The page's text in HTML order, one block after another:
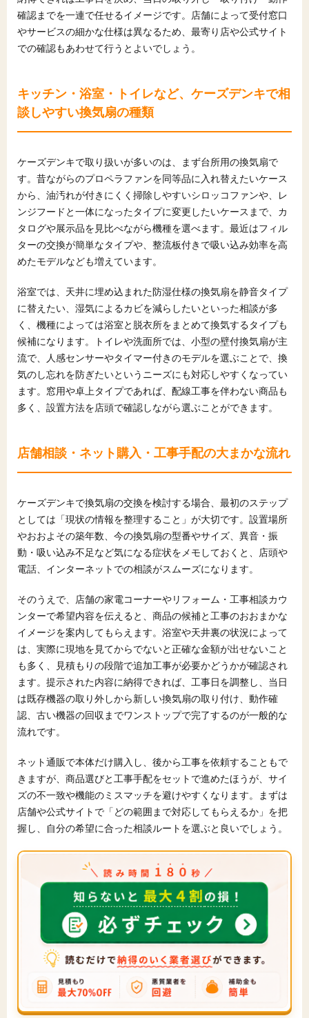
確認までを一連で任せるイメージです。店舗によって受付窓口
やサービスの細かな仕様は異なるため、最寄り店や公式サイト
での確認もあわせて行うとよいでしょう。
キッチン・浴室・トイレなど、ケーズデンキで相
談しやすい換気扇の種類
ケーズデンキで取り扱いが多いのは、まず台所用の換気扇で
す。昔ながらのプロペラファンを同等品に入れ替えたいケース
から、油汚れが付きにくく掃除しやすいシロッコファンや、レ
ンジフードと一体になったタイプに変更したいケースまで、カ
タログや展示品を見比べながら機種を選べます。最近はフィル
ターの交換が簡単なタイプや、整流板付きで吸い込み効率を高
めたモデルなども増えています。
浴室では、天井に埋め込まれた防湿仕様の換気扇を静音タイプ
に替えたい、湿気によるカビを減らしたいといった相談が多
く、機種によっては浴室と脱衣所をまとめて換気するタイプも
候補になります。トイレや洗面所では、小型の壁付換気扇が主
流で、人感センサーやタイマー付きのモデルを選ぶことで、換
気のし忘れを防ぎたいというニーズにも対応しやすくなってい
ます。窓用や卓上タイプであれば、配線工事を伴わない商品も
多く、設置方法を店頭で確認しながら選ぶことができます。
店舗相談・ネット購入・工事手配の大まかな流れ
ケーズデンキで換気扇の交換を検討する場合、最初のステップ
としては「現状の情報を整理すること」が大切です。設置場所
やおおよその築年数、今の換気扇の型番やサイズ、異音・振
動・吸い込み不足など気になる症状をメモしておくと、店頭や
電話、インターネットでの相談がスムーズになります。
そのうえで、店舗の家電コーナーやリフォーム・工事相談カウ
ンターで希望内容を伝えると、商品の候補と工事のおおまかな
イメージを案内してもらえます。浴室や天井裏の状況によって
は、実際に現地を見てからでないと正確な金額が出せないこと
も多く、見積もりの段階で追加工事が必要かどうかが確認され
ます。提示された内容に納得できれば、工事日を調整し、当日
は既存機器の取り外しから新しい換気扇の取り付け、動作確
認、古い機器の回収までワンストップで完了するのが一般的な
流れです。
ネット通販で本体だけ購入し、後から工事を依頼することもで
きますが、商品選びと工事手配をセットで進めたほうが、サイ
ズの不一致や機能のミスマッチを避けやすくなります。まずは
店舗や公式サイトで「どの範囲まで対応してもらえるか」を把
握し、自分の希望に合った相談ルートを選ぶと良いでしょう。